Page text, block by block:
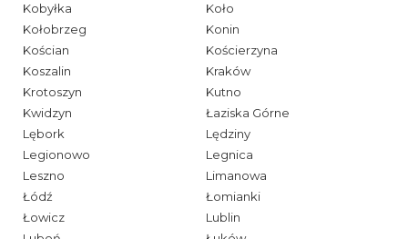
Kobyłka
Koło
Kołobrzeg
Konin
Kościan
Kościerzyna
Koszalin
Kraków
Krotoszyn
Kutno
Kwidzyn
Łaziska Górne
Lębork
Lędziny
Legionowo
Legnica
Leszno
Limanowa
Łódź
Łomianki
Łowicz
Lublin